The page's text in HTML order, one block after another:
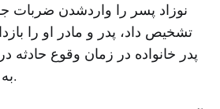
نوزاد پسر را واردشدن
تشخیص داد، پدر و مادر او را
پدر خانواده در زمان وقوع حادثه
به مادر وی ظنین شدند.